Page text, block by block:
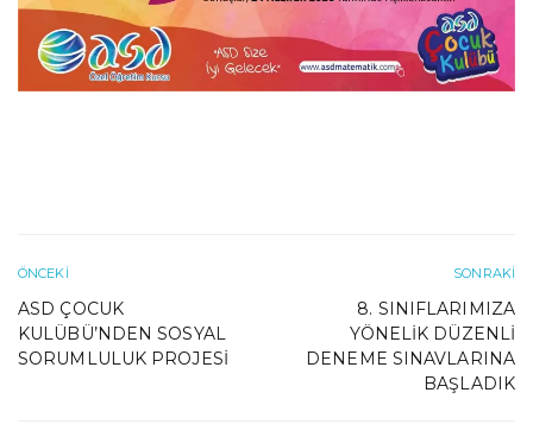
ÖNCEKI
ASD ÇOCUK
KULÜBÜ’NDEN SOSYAL
SORUMLULUK PROJESI
SONRAKI
8. SINIFLARIMIZA
YÖNELIK DÜZENLI
DENEME SINAVLARINA
BAŞLADIK